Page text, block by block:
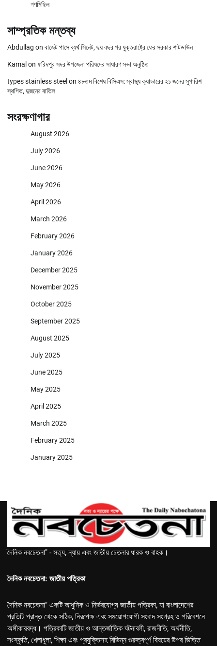
গণমিছিল
সাম্প্রতিক মন্তব্য
Abdullag on বাজেট পাসে ব্যর্থ সিনেট, ছয় বছর পর যুক্তরাষ্ট্রে ফের সরকার শাটডাউন
Kamal on ফরিদপুর সদর উপজেলা পরিষদের সাধারণ সভা অনুষ্ঠিত
types stainless steel on ৪৮তম বিশেষ বিসিএস: স্বাস্থ্য ক্যাডারের ২১ জনের সুপারিশ
স্থগিত, দুজনের বাতিল
সংরক্ষণাগার
August 2026
July 2026
June 2026
May 2026
April 2026
March 2026
February 2026
January 2026
December 2025
November 2025
October 2025
September 2025
August 2025
July 2025
June 2025
May 2025
April 2025
March 2025
February 2025
January 2025
দৈনিক নবচেতনা" - সত্য, ন্যায় এবং জাতীয় চেতনার ধারক ও বাহক।
দৈনিক নবচেতনা: জাতীয় পত্রিকা
দৈনিক নবচেতনা" একটি আধুনিক ও নির্ভরযোগ্য জাতীয় পত্রিকা, যা বাংলাদেশের
প্রতিটি প্রান্ত থেকে সঠিক, নিরপেক্ষ এবং সময়োপযোগী সংবাদ সংগ্রহ ও পরিবেশনে
অঙ্গীকারবদ্ধ। পত্রিকাটি জাতীয় ও আন্তর্জাতিক ঘটনাবলী, রাজনীতি, অর্থনীতি,
সংস্কৃতি, খেলাধুলা, শিক্ষা এবং প্রযুক্তিসহ বিভিন্ন গুরুত্বপূর্ণ বিষয়ের উপর ভিত্তি